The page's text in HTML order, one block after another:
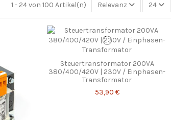
1 - 24 von 100 Artikel(n) Relevanz 24
Steuertransformator 200VA
380/400/420V | 230V / Einphasen-
Transformator
53,90 €